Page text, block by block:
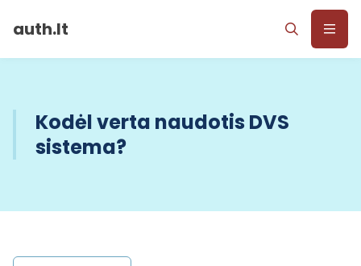
auth.lt
Kodėl verta naudotis DVS
sistema?